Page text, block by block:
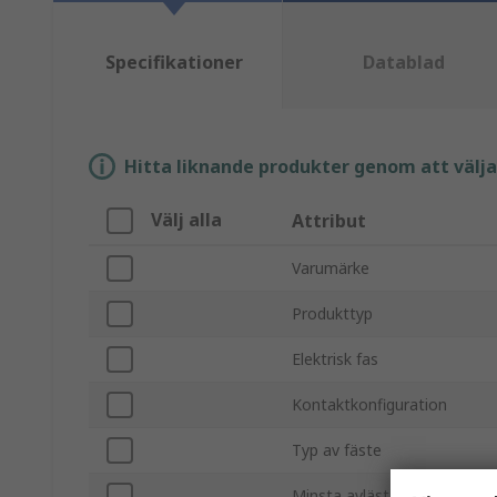
Specifikationer Datablad
Hitta liknande produkter genom att
Välj alla Attribut
Varumärke
Produkttyp
Elektrisk fas
Kontaktkonfiguration
Typ av fäste